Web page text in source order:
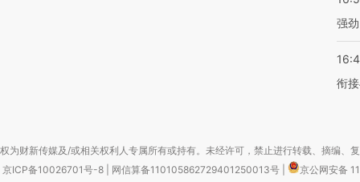
强
衔
为财新传媒及/或相关权利人专属所有或持有。未经许可，禁止进行转载、摘编、
京ICP备10026701号-8
网信算备110105862729401250013号
京公网安备